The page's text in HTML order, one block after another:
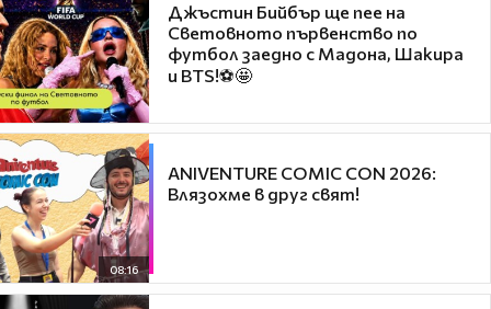
Джъстин Бийбър ще пее на
Световното първенство по
футбол заедно с Мадона, Шакира
и BTS!⚽🤩
08:16
ANIVENTURE COMIC CON 2026:
Влязохме в друг свят!